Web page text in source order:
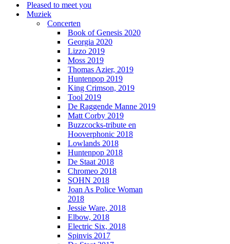
Pleased to meet you
Muziek
Concerten
Book of Genesis 2020
Georgia 2020
Lizzo 2019
Moss 2019
Thomas Azier, 2019
Huntenpop 2019
King Crimson, 2019
Tool 2019
De Raggende Manne 2019
Matt Corby 2019
Buzzcocks-tribute en
Hooverphonic 2018
Lowlands 2018
Huntenpop 2018
De Staat 2018
Chromeo 2018
SOHN 2018
Joan As Police Woman
2018
Jessie Ware, 2018
Elbow, 2018
Electric Six, 2018
Spinvis 2017